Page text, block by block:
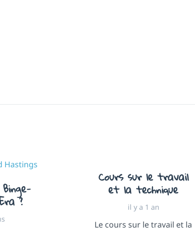
?
Cours sur le travail
et la technique
il y a 1 an
Le cours sur le travail et la